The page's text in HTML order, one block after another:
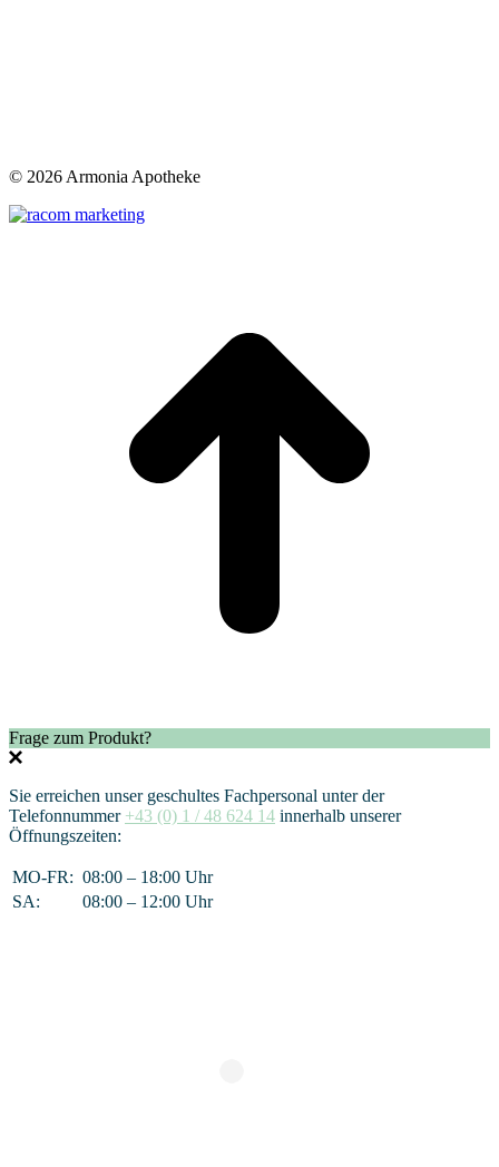
© 2026 Armonia Apotheke
Frage zum Produkt?
Sie erreichen unser geschultes Fachpersonal unter der
Telefonnummer +43 (0) 1 / 48 624 14 innerhalb unserer
Öffnungszeiten:
MO-FR: 08:00 – 18:00 Uhr
SA:
08:00 – 12:00 Uhr